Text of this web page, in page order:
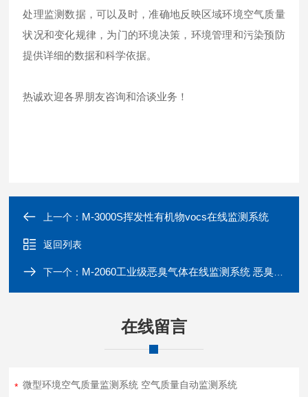
处理监测数据，可以及时，准确地反映区域环境空气质量
状况和变化规律，为门的环境决策，环境管理和污染预防
提供详细的数据和科学依据。
热诚欢迎各界朋友咨询和洽谈业务！
上一个： M-3000S挥发性有机物vocs在线监测系统
返回列表
下一个： M-2060工业级恶臭气体在线监测系统 恶臭检测仪
在线留言